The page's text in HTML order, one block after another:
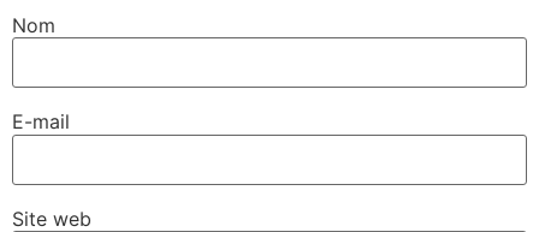
Nom
E-mail
Site web